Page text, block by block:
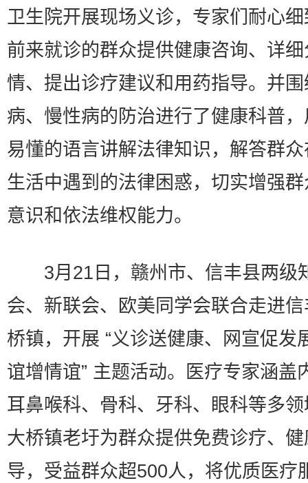
卫生院开展现场义诊，专家们耐心
前来就诊的群众提供健康咨询、详
情、提出诊疗建议和用药指导。并
病、慢性病的防治进行了健康科普
易懂的语言讲解法律知识，解答群
生活中遇到的法律困惑，切实增强
意识和依法维权能力。
3月21日，赣州市、信丰县两级
会、新联会、欧美同学会联合走进
桥镇，开展 “义诊送健康、网宣促发
谊增情谊” 主题活动。医疗专家涵盖
耳鼻喉科、骨科、牙科、眼科等多
大桥镇老圩为群众提供免费诊疗、
导，受益群众超500人，将优质医疗